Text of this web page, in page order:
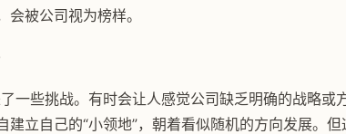
会被公司视为榜样。
一些挑战。有时会让人感觉公司缺乏明确的战略或
建立自己的“小领地”，朝着看似随机的方向发展。